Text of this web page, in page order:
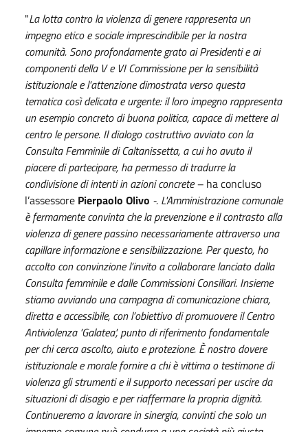
"La lotta contro la violenza di genere rappresenta un
impegno etico e sociale imprescindibile per la nostra
comunità. Sono profondamente grato ai Presidenti e ai
componenti della V e VI Commissione per la sensibilità
istituzionale e l'attenzione dimostrata verso questa
tematica così delicata e urgente: il loro impegno rappresenta
un esempio concreto di buona politica, capace di mettere al
centro le persone. Il dialogo costruttivo avviato con la
Consulta Femminile di Caltanissetta, a cui ho avuto il
piacere di partecipare, ha permesso di tradurre la
condivisione di intenti in azioni concrete – ha concluso
l’assessore Pierpaolo Olivo -. L'Amministrazione comunale
è fermamente convinta che la prevenzione e il contrasto alla
violenza di genere passino necessariamente attraverso una
capillare informazione e sensibilizzazione. Per questo, ho
accolto con convinzione l’invito a collaborare lanciato dalla
Consulta femminile e dalle Commissioni Consiliari. Insieme
stiamo avviando una campagna di comunicazione chiara,
diretta e accessibile, con l’obiettivo di promuovere il Centro
Antiviolenza 'Galatea', punto di riferimento fondamentale
per chi cerca ascolto, aiuto e protezione. È nostro dovere
istituzionale e morale fornire a chi è vittima o testimone di
violenza gli strumenti e il supporto necessari per uscire da
situazioni di disagio e per riaffermare la propria dignità.
Continueremo a lavorare in sinergia, convinti che solo un